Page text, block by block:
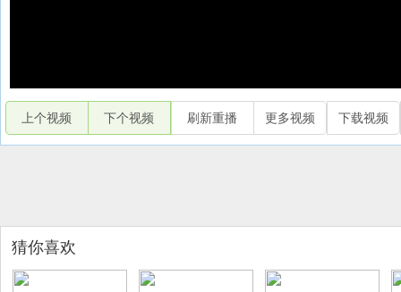
上个视频 下个视频 刷新重播 更多视频 下载视频
猜你喜欢